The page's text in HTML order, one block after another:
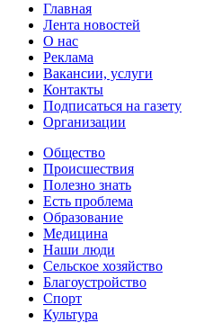
Главная
Лента новостей
О нас
Реклама
Вакансии, услуги
Контакты
Подписаться на газету
Организации
Общество
Происшествия
Полезно знать
Есть проблема
Образование
Медицина
Наши люди
Сельское хозяйство
Благоустройство
Спорт
Культура